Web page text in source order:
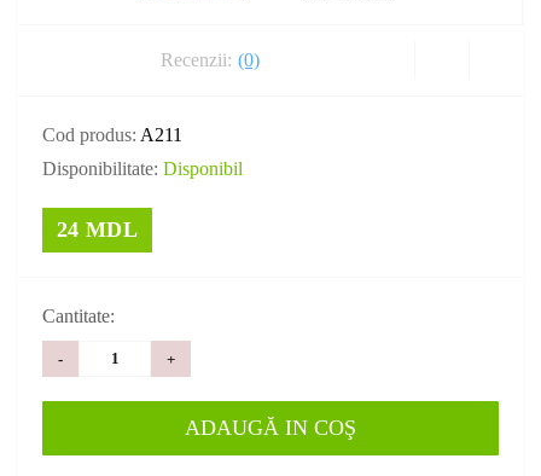
Recenzii: (0)
Cod produs: A211
Disponibilitate: Disponibil
24 MDL
Cantitate:
- +
ADAUGĂ IN COŞ